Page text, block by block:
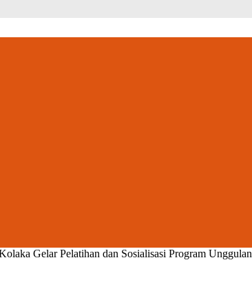
Gelar Pelatihan dan Sosialisasi Program Unggulan